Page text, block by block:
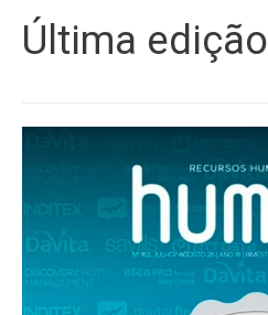
Última edição